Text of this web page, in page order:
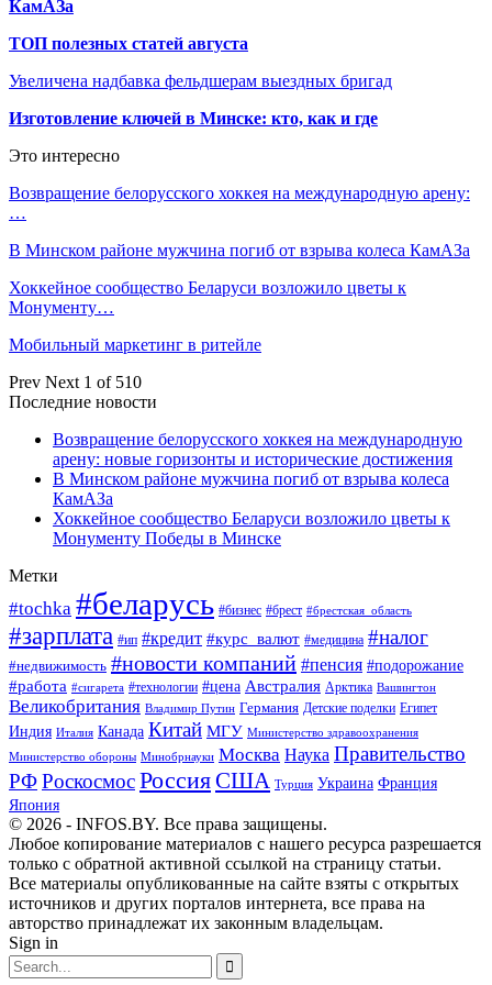
КамАЗа
ТОП полезных статей августа
Увеличена надбавка фельдшерам выездных бригад
Изготовление ключей в Минске: кто, как и где
Это интересно
Возвращение белорусского хоккея на международную арену:
…
В Минском районе мужчина погиб от взрыва колеса КамАЗа
Хоккейное сообщество Беларуси возложило цветы к
Монументу…
Мобильный маркетинг в ритейле
Prev Next 1 of 510
Последние новости
Возвращение белорусского хоккея на международную
арену: новые горизонты и исторические достижения
В Минском районе мужчина погиб от взрыва колеса
КамАЗа
Хоккейное сообщество Беларуси возложило цветы к
Монументу Победы в Минске
Метки
#tochka #беларусь #бизнес #брест #брестская_область
#зарплата #ип #кредит #курс_валют #медицина #налог
#недвижимость #новости компаний #пенсия #подорожание
#работа #сигарета #технологии #цена Австралия Арктика Вашингтон
Великобритания Владимир Путин Германия Детские поделки Египет
Индия Италия Канада Китай МГУ Министерство здравоохранения
Министерство обороны Минобрнауки Москва Наука Правительство
РФРоскосмосРоссияСША Турция Украина Франция
Япония
© 2026 - INFOS.BY. Все права защищены.
Любое копирование материалов с нашего ресурса разрешается
только с обратной активной ссылкой на страницу статьи.
Все материалы опубликованные на сайте взяты с открытых
источников и других порталов интернета, все права на
авторство принадлежат их законным владельцам.
Sign in